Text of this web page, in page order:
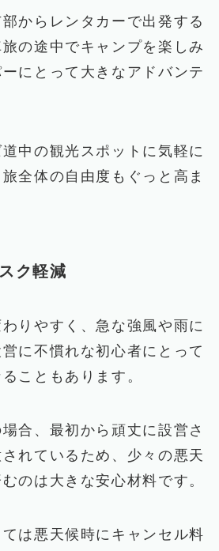
からレンタカーで出発する
の途中でキャンプを楽しみ
にとって大きなアドバンテ
中の観光スポットに気軽に
全体の自由度もぐっと高ま
ク軽減
りやすく、急な強風や雨に
に不慣れな初心者にとって
こともあります。
合、最初から頑丈に設営さ
れているため、少々の悪天
のは大きな安心材料です。
は悪天候時にキャンセル料